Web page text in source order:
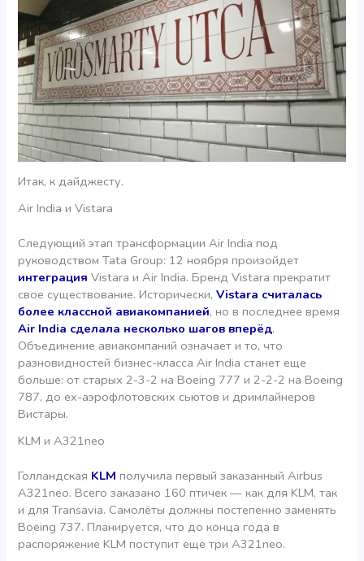
Итак, к дайджесту.
Air India и Vistara
Следующий этап трансформации Air India под
руководством Tata Group: 12 ноября произойдет
интеграция Vistara и Air India. Бренд Vistara прекратит
свое существование. Исторически,Vistara считалась
более классной авиакомпанией, но в последнее время
Air India сделала несколько шагов вперёд.
Объединение авиакомпаний означает и то, что
разновидностей бизнес-класса Air India станет еще
больше: от старых 2-3-2 на Boeing 777 и 2-2-2 на Boeing
787, до ex-аэрофлотовских сьютов и дримлайнеров
Вистары.
KLM и A321neo
Голландская KLM получила первый заказанный Airbus
A321neo. Всего заказано 160 птичек — как для KLM, так
и для Transavia. Самолёты должны постепенно заменять
Boeing 737. Планируется, что до конца года в
распоряжение KLM поступит еще три A321neo.